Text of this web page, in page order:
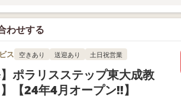
わせする
ス 空きあり 送迎あり 土日祝営業
】ポラリスステップ東大成教
【24年4月オープン!!】